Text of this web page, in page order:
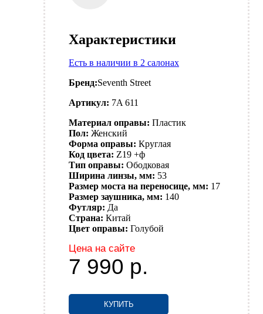
Характеристики
Есть в наличии в 2 салонах
Бренд:Seventh Street
Артикул: 7A 611
Материал оправы: Пластик
Пол: Женский
Форма оправы: Круглая
Код цвета: Z19 +ф
Тип оправы: Ободковая
Ширина линзы, мм: 53
Размер моста на переносице, мм: 17
Размер заушника, мм: 140
Футляр: Да
Страна: Китай
Цвет оправы: Голубой
Цена на сайте
7 990 р.
КУПИТЬ